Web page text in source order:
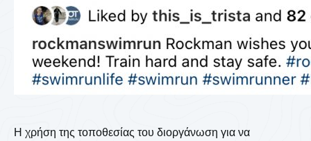
Η χρήση της τοποθεσίας του διοργάνωση για να